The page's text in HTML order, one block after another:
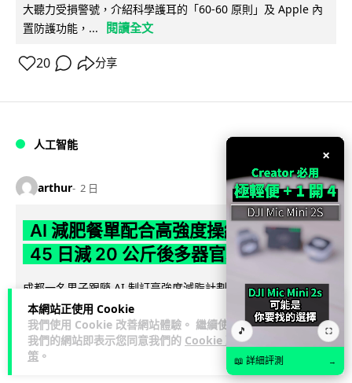
本網站正使用 Cookie
我們使用 Cookie 改善網站體驗。 繼續使用
我們的網站即表示您同意我們的 Cookie 政
策 。
大聽力受損警號，介紹科學護耳的「60-60 原則」及 Apple 內
置防護功能，...
閱讀全文
20 分享
人工智能
arthur 2 日
AI 減肥餐單配合高強度操練 成都男
45 日減 20 公斤後多器官衰竭
成都一名男子跟隨 AI 制訂高強度減脂計劃，45 日內減去約 20
公斤後昏迷送院。醫生診斷他患上尿源性膿毒症、膿毒性休克
及多器官功能障礙。... 閱讀全文
23
×
🎵 ⛶
📖 詳細評測 →